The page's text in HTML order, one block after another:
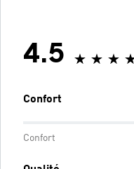
4.5
Confort
Confort